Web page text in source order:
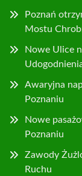
Poznań
Mostu
Nowe Ulice
Awaryjna
Poznaniu
Nowe
Poznaniu
Zawody
Ruchu